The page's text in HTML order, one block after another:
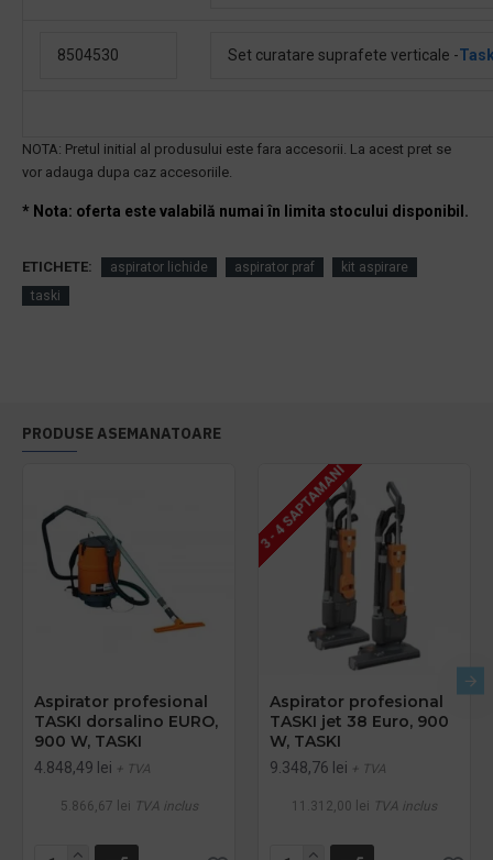
8504530 Set curatare suprafete verticale -
NOTA: Pretul initial al produsului este fara accesorii. La acest pret se
vor adauga dupa caz accesoriile.
* Nota: oferta este valabilă numai în limita stocului disponibil.
ETICHETE: aspirator lichide aspirator praf
kit aspirare
taski
PRODUSE ASEMANATOARE
Aspirator profesional
TASKI dorsalino EURO,
900 W, TASKI
4.848,49 lei + TVA
5.866,67 lei TVA inclus
3 - 4 SAPTAMANI
Aspirator profesional
TASKI jet 38 Euro, 900
W, TASKI
9.348,76 lei + TVA
11.312,00 lei TVA inclus